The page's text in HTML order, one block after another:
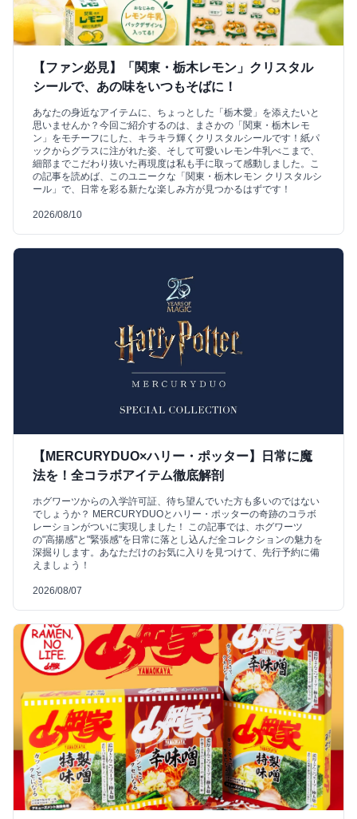
【ファン必見】「関東・栃木レモン」クリスタル
シールで、あの味をいつもそばに！
あなたの身近なアイテムに、ちょっとした「栃木愛」を添えたいと
思いませんか？今回ご紹介するのは、まさかの「関東・栃木レモ
ン」をモチーフにした、キラキラ輝くクリスタルシールです！紙パ
ックからグラスに注がれた姿、そして可愛いレモン牛乳べこまで、
細部までこだわり抜いた再現度は私も手に取って感動しました。こ
の記事を読めば、このユニークな「関東・栃木レモン クリスタルシ
ール」で、日常を彩る新たな楽しみ方が見つかるはずです！
2026/08/10
【MERCURYDUO×ハリー・ポッター】日常に魔
法を！全コラボアイテム徹底解剖
ホグワーツからの入学許可証、待ち望んでいた方も多いのではない
でしょうか？ MERCURYDUOとハリー・ポッターの奇跡のコラボ
レーションがついに実現しました！ この記事では、ホグワーツ
の"高揚感"と"緊張感"を日常に落とし込んだ全コレクションの魅力を
深掘りします。あなただけのお気に入りを見つけて、先行予約に備
えましょう！
2026/08/07